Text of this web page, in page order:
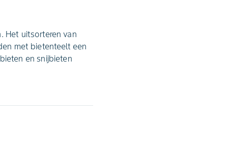
Het uitsorteren van
met bietenteelt een
en snijbieten